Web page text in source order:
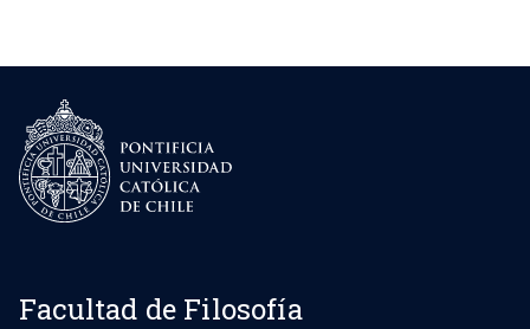
Facultad de Filosofía